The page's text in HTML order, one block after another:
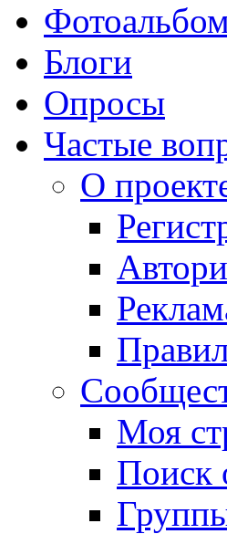
Блоги
Опросы
Частые
О
Моя
Поиск